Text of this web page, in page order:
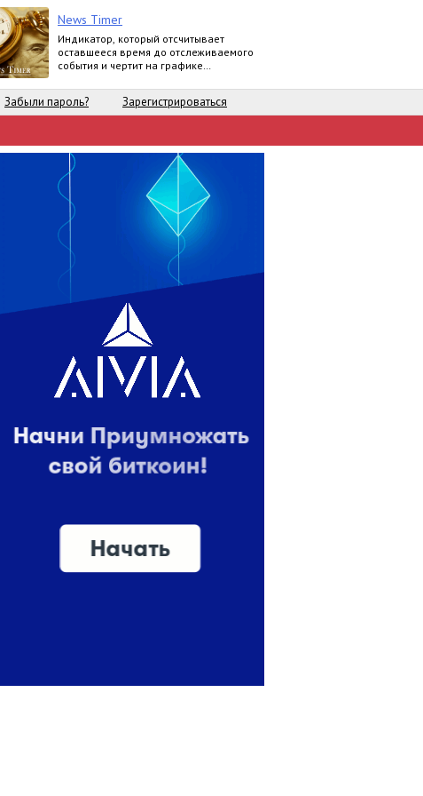
News Timer
Индикатор, который отсчитывает
оставшееся время до отслеживаемого
события и чертит на графике
событие произойдет.
Забыли пароль? Зарегистрироваться